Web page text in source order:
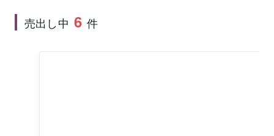
宿御苑の自然と共鳴するような端正なラインと素材感
を纏い、都市の風景に品格あるアクセントを与える存
在に。二層吹き抜けのグランドエントランス、ギャラ
売出し中 6 件